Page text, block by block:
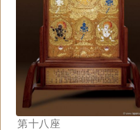
第十八座